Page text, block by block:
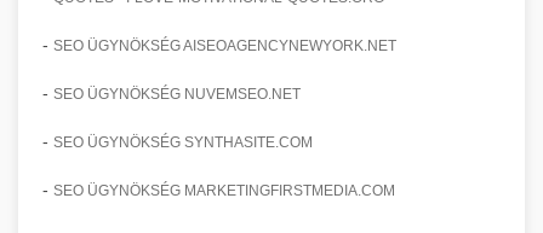
- SEO ÜGYNÖKSÉG AISEOAGENCYNEWYORK.NET
- SEO ÜGYNÖKSÉG NUVEMSEO.NET
- SEO ÜGYNÖKSÉG SYNTHASITE.COM
- SEO ÜGYNÖKSÉG MARKETINGFIRSTMEDIA.COM